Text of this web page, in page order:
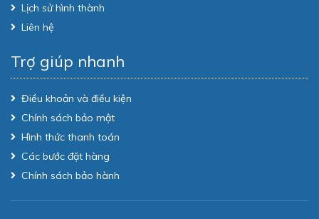
Lịch sử hình thành
Liên hệ
Trợ giúp nhanh
Điều khoản và điều kiện
Chính sách bảo mật
Hình thức thanh toán
Các bước đặt hàng
Chính sách bảo hành